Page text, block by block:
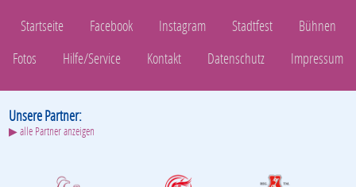
Startseite Facebook Instagram Stadtfest
Bühnen
Fotos
Hilfe/Service Kontakt Datenschutz Impressum
Unsere Partner:
▶ alle Partner anzeigen